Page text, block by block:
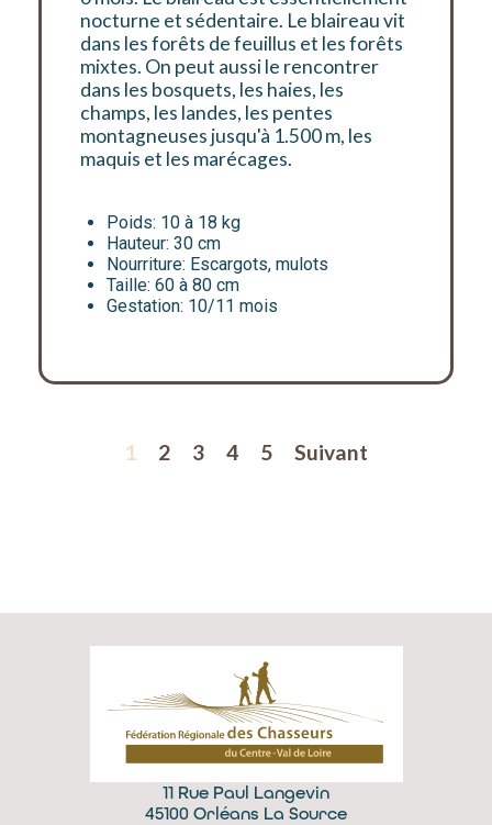
nocturne et sédentaire. Le blaireau vit
dans les forêts de feuillus et les forêts
mixtes. On peut aussi le rencontrer
dans les bosquets, les haies, les
champs, les landes, les pentes
montagneuses jusqu'à 1.500 m, les
maquis et les marécages.
Poids: 10 à 18 kg
Hauteur: 30 cm
Nourriture: Escargots, mulots
Taille: 60 à 80 cm
Gestation: 10/11 mois
1 2 3 4 5 Suivant
11 Rue Paul Langevin
45100 Orléans La Source